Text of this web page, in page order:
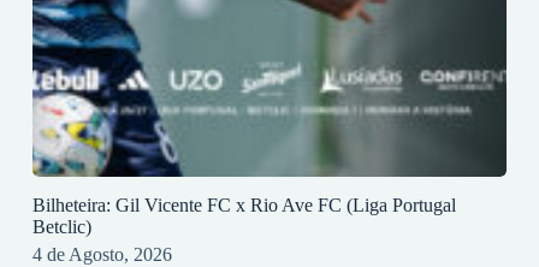
Bilheteira: Gil Vicente FC x Rio Ave FC (Liga Portugal
Betclic)
4 de Agosto, 2026